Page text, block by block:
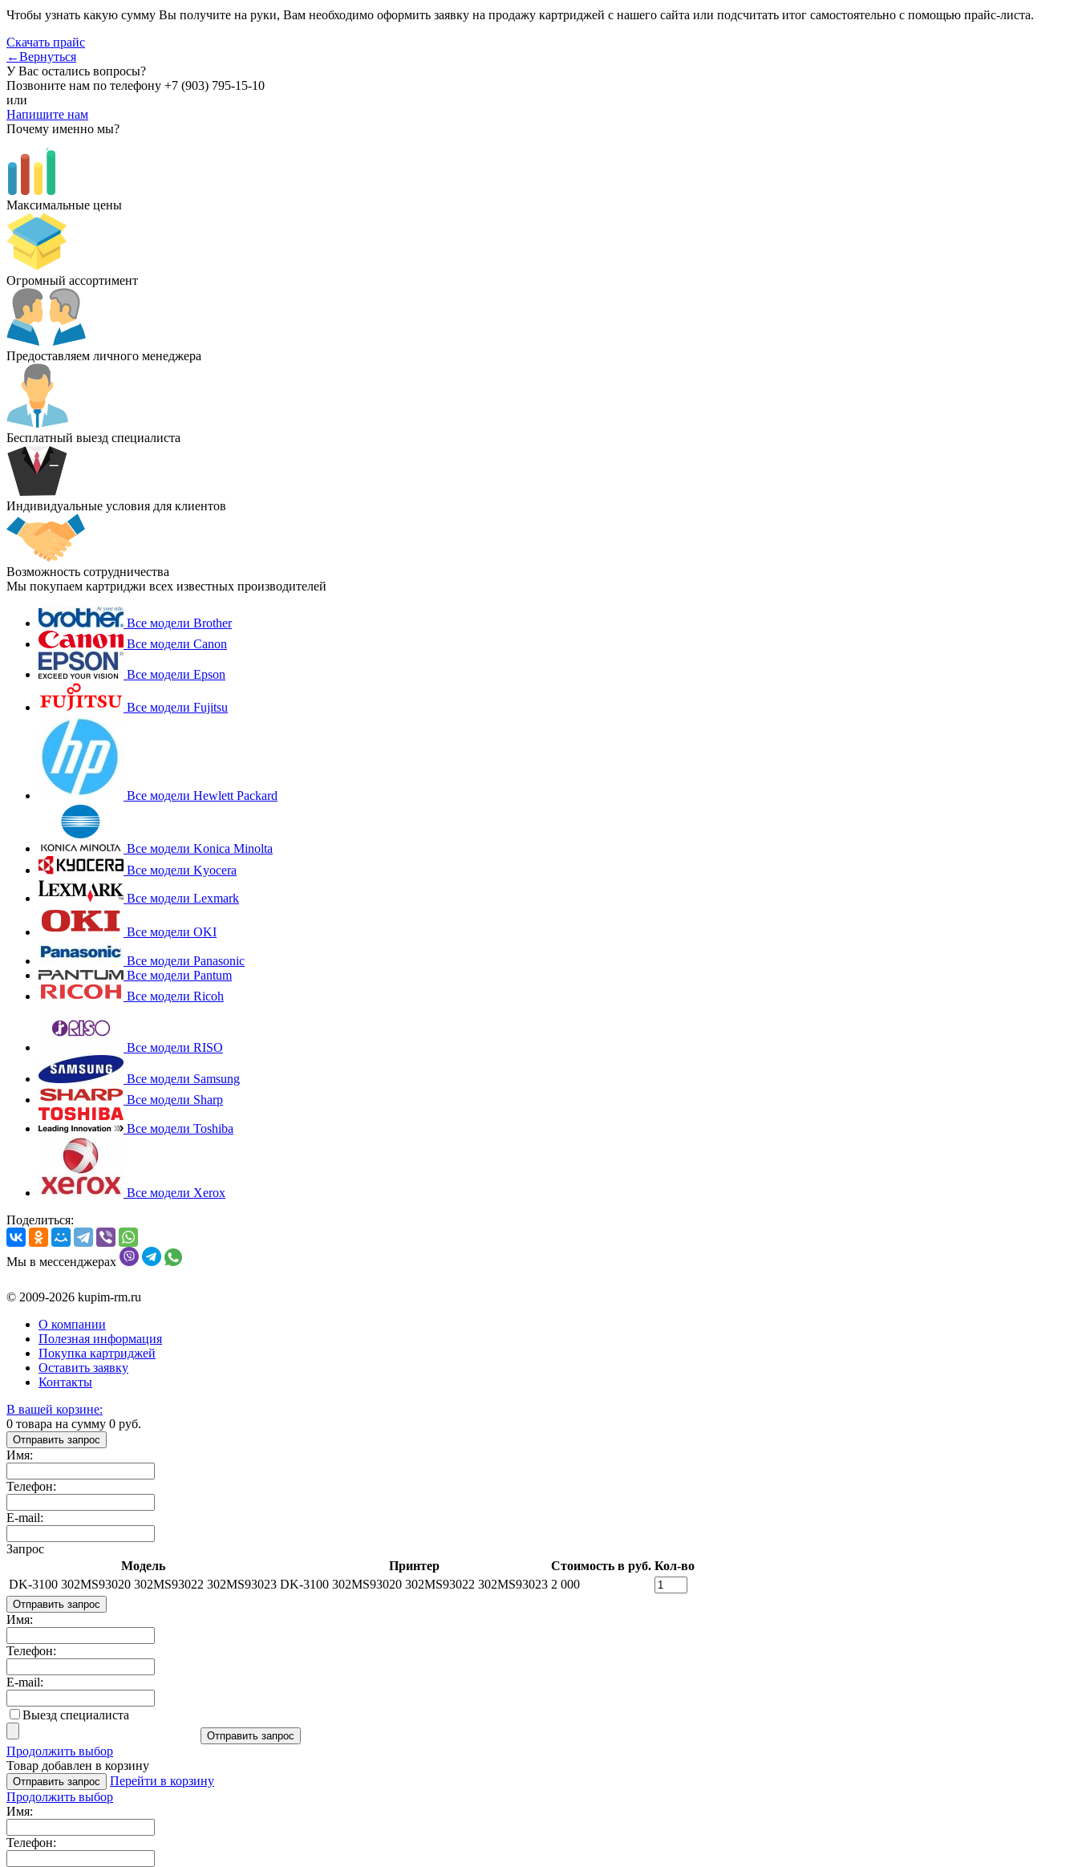
Чтобы узнать какую сумму Вы получите на руки, Вам необходимо оформить заявку на продажу картриджей с нашего сайта или подсчитать итог самостоятельно с помощью прайс-листа.
Скачать прайс
←Вернуться
У Вас остались вопросы?
Позвоните нам по телефону +7 (903) 795-15-10
или
Напишите нам
Почему именно мы?
Максимальные цены
Огромный ассортимент
Предоставляем личного менеджера
Бесплатный выезд специалиста
Индивидуальные условия для клиентов
Возможность сотрудничества
Мы покупаем картриджи всех известных производителей
Все модели Brother
Все модели Canon
Все модели Epson
Все модели Fujitsu
Все модели Hewlett Packard
Все модели Konica Minolta
Все модели Kyocera
Все модели Lexmark
Все модели OKI
Все модели Panasonic
Все модели Pantum
Все модели Ricoh
Все модели RISO
Все модели Samsung
Все модели Sharp
Все модели Toshiba
Все модели Xerox
Поделиться:
Мы в мессенджерах
© 2009-2026 kupim-rm.ru
О компании
Полезная информация
Покупка картриджей
Оставить заявку
Контакты
В вашей корзине:
0 товара на сумму 0 руб.
Отправить запрос
Имя:
Телефон:
E-mail:
Запрос
Модель
Принтер Стоимость в руб. Кол-во
DK-3100 302MS93020 302MS93022 302MS93023 DK-3100 302MS93020 302MS93022 302MS93023 2 000
Отправить запрос
Имя:
Телефон:
E-mail:
Выезд специалиста
Отправить запрос
Продолжить выбор
Товар добавлен в корзину
Отправить запрос
Перейти в корзину
Продолжить выбор
Имя:
Телефон: